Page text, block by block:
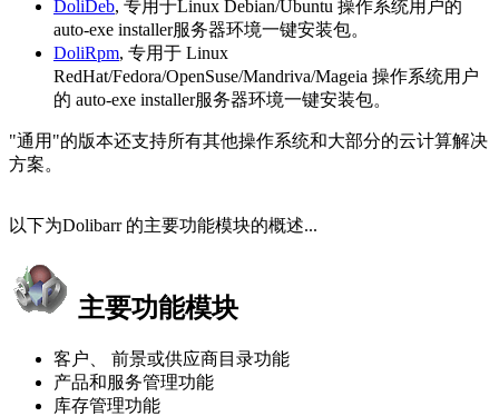
DoliDeb, 专用于Linux Debian/Ubuntu 操作系统用户的
auto-exe installer服务器环境一键安装包。
DoliRpm, 专用于 Linux
RedHat/Fedora/OpenSuse/Mandriva/Mageia 操作系统用户
的 auto-exe installer服务器环境一键安装包。
"通用"的版本还支持所有其他操作系统和大部分的云计算解决
方案。
以下为Dolibarr 的主要功能模块的概述...
主要功能模块
客户、 前景或供应商目录功能
产品和服务管理功能
库存管理功能